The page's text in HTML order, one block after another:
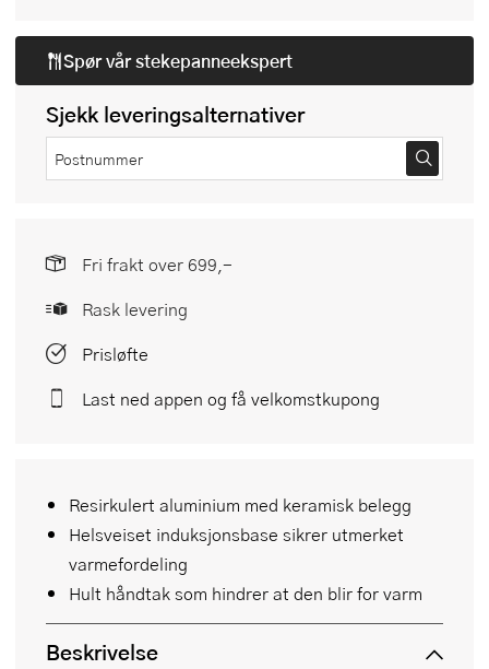
Resirkulert aluminium med keramisk belegg
Helsveiset induksjonsbase sikrer utmerket
varmefordeling
Hult håndtak som hindrer at den blir for varm
Beskrivelse
Spør vårstekepanneekspert
Sjekk leveringsalternativer
Fri frakt over 699,-
Rask levering
Prisløfte
Last ned appen og få velkomstkupong